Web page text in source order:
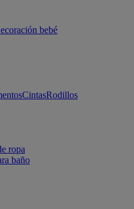
bebé
CintasRodillos
ropa
baño